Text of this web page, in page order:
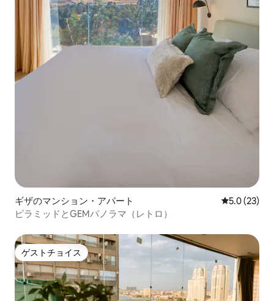
ギザのマンション・アパート レビュー23
5.0 (23)
ピラミッドとGEMパノラマ（レトロ）
ゲストチョイス
ゲストチョイス